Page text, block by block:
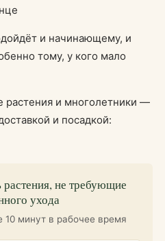
и начинающему, и
тому, у кого мало
растения и многолетники —
и посадкой:
не требующие
ухода
10 минут в рабочее время